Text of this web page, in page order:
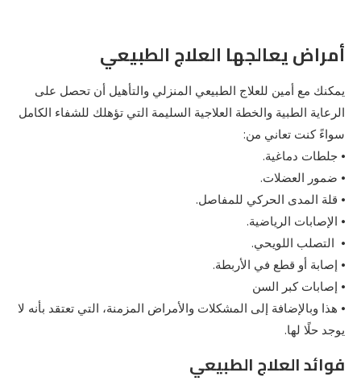
أمراض يعالجها العلاج الطبيعي
يمكنك مع أمين للعلاج الطبيعي المنزلي والتأهيل أن تحصل على
الرعاية الطبية والخطة العلاجية السليمة التي تؤهلك للشفاء الكامل
سواءً كنت تعاني من:
⦁ جلطات دماغية.
⦁ ضمور العضلات.
⦁ قلة المدى الحركي للمفاصل.
⦁ الإصابات الرياضية.
⦁ التصلب اللويحي.
⦁ إصابة أو قطع في الأربطة.
⦁ إصابات كبر السن
⦁ هذا وبالإضافة إلى المشكلات والأمراض المزمنة، التي تعتقد بأنه لا
يوجد حلًا لها.
فوائد العلاج الطبيعي